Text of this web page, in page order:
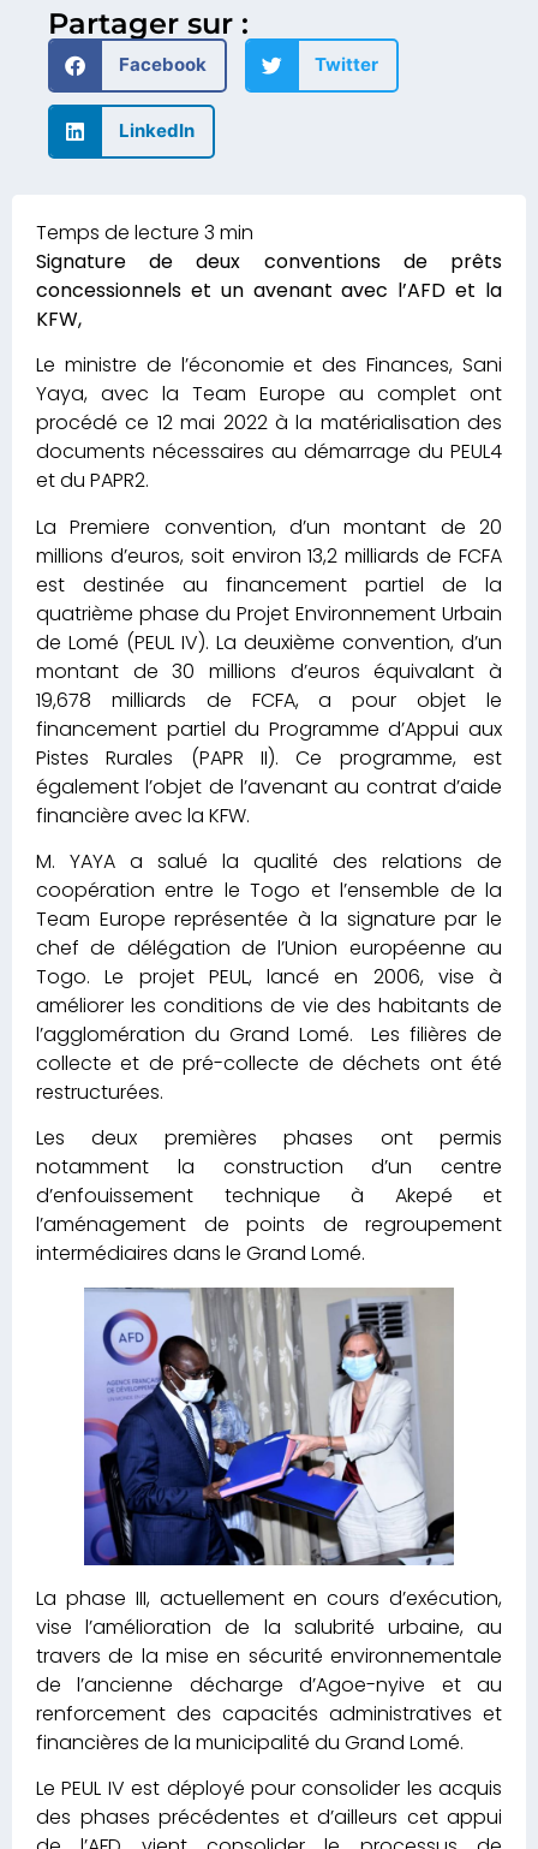
Partager sur :
Facebook Twitter
LinkedIn
Signature de deux conventions de prêts
concessionnels et un avenant avec l’AFD et la
KFW,
Le ministre de l’économie et des Finances, Sani
Yaya, avec la Team Europe au complet ont
procédé ce 12 mai 2022 à la matérialisation des
documents nécessaires au démarrage du PEUL4
et du PAPR2.
La Premiere convention, d’un montant de 20
millions d’euros, soit environ 13,2 milliards de FCFA
est destinée au financement partiel de la
quatrième phase du Projet Environnement Urbain
de Lomé (PEUL IV). La deuxième convention, d’un
montant de 30 millions d’euros équivalant à
19,678 milliards de FCFA, a pour objet le
financement partiel du Programme d’Appui aux
Pistes Rurales (PAPR II). Ce programme, est
également l’objet de l’avenant au contrat d’aide
financière avec la KFW.
M. YAYA a salué la qualité des relations de
coopération entre le Togo et l’ensemble de la
Team Europe représentée à la signature par le
chef de délégation de l’Union européenne au
Togo. Le projet PEUL, lancé en 2006, vise à
améliorer les conditions de vie des habitants de
l’agglomération du Grand Lomé. Les filières de
collecte et de pré-collecte de déchets ont été
restructurées.
Les deux premières phases ont permis
notamment la construction d’un centre
d’enfouissement technique à Akepé et
l’aménagement de points de regroupement
intermédiaires dans le Grand Lomé.
La phase III, actuellement en cours d’exécution,
vise l’amélioration de la salubrité urbaine, au
travers de la mise en sécurité environnementale
de l’ancienne décharge d’Agoe-nyive et au
renforcement des capacités administratives et
financières de la municipalité du Grand Lomé.
Le PEUL IV est déployé pour consolider les acquis
des phases précédentes et d’ailleurs cet appui